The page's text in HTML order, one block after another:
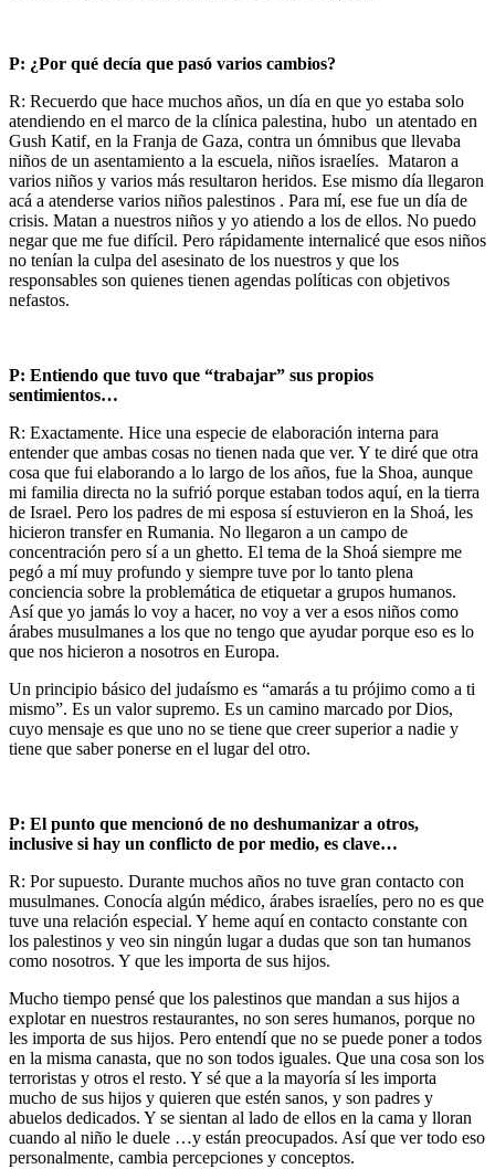
P: ¿Por qué decía que pasó varios cambios?
R: Recuerdo que hace muchos años, un día en que yo estaba solo
atendiendo en el marco de la clínica palestina, hubo un atentado en
Gush Katif, en la Franja de Gaza, contra un ómnibus que llevaba
niños de un asentamiento a la escuela, niños israelíes. Mataron a
varios niños y varios más resultaron heridos. Ese mismo día llegaron
acá a atenderse varios niños palestinos . Para mí, ese fue un día de
crisis. Matan a nuestros niños y yo atiendo a los de ellos. No puedo
negar que me fue difícil. Pero rápidamente internalicé que esos niños
no tenían la culpa del asesinato de los nuestros y que los
responsables son quienes tienen agendas políticas con objetivos
nefastos.
P: Entiendo que tuvo que “trabajar” sus propios
sentimientos…
R: Exactamente. Hice una especie de elaboración interna para
entender que ambas cosas no tienen nada que ver. Y te diré que otra
cosa que fui elaborando a lo largo de los años, fue la Shoa, aunque
mi familia directa no la sufrió porque estaban todos aquí, en la tierra
de Israel. Pero los padres de mi esposa sí estuvieron en la Shoá, les
hicieron transfer en Rumania. No llegaron a un campo de
concentración pero sí a un ghetto. El tema de la Shoá siempre me
pegó a mí muy profundo y siempre tuve por lo tanto plena
conciencia sobre la problemática de etiquetar a grupos humanos.
Así que yo jamás lo voy a hacer, no voy a ver a esos niños como
árabes musulmanes a los que no tengo que ayudar porque eso es lo
que nos hicieron a nosotros en Europa.
Un principio básico del judaísmo es “amarás a tu prójimo como a ti
mismo”. Es un valor supremo. Es un camino marcado por Dios,
cuyo mensaje es que uno no se tiene que creer superior a nadie y
tiene que saber ponerse en el lugar del otro.
P: El punto que mencionó de no deshumanizar a otros,
inclusive si hay un conflicto de por medio, es clave…
R: Por supuesto. Durante muchos años no tuve gran contacto con
musulmanes. Conocía algún médico, árabes israelíes, pero no es que
tuve una relación especial. Y heme aquí en contacto constante con
los palestinos y veo sin ningún lugar a dudas que son tan humanos
como nosotros. Y que les importa de sus hijos.
Mucho tiempo pensé que los palestinos que mandan a sus hijos a
explotar en nuestros restaurantes, no son seres humanos, porque no
les importa de sus hijos. Pero entendí que no se puede poner a todos
en la misma canasta, que no son todos iguales. Que una cosa son los
terroristas y otros el resto. Y sé que a la mayoría sí les importa
mucho de sus hijos y quieren que estén sanos, y son padres y
abuelos dedicados. Y se sientan al lado de ellos en la cama y lloran
cuando al niño le duele …y están preocupados. Así que ver todo eso
personalmente, cambia percepciones y conceptos.